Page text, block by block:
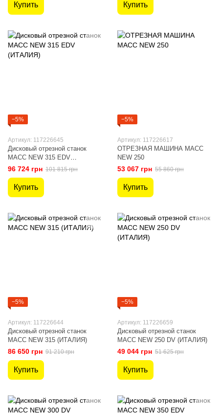
Купить Купить
−5%
Артикул: 117226645
Дисковый отрезной станок
MACC NEW 315 EDV
(ИТАЛИЯ)
96 724 грн 101 815 грн
Купить
−5%
Артикул: 117226617
ОТРЕЗНАЯ МАШИНА MACC
NEW 250
53 067 грн 55 860 грн
Купить
−5%
Артикул: 117226644
Дисковый отрезной станок
MACC NEW 315 (ИТАЛИЯ)
86 650 грн 91 210 грн
Купить
−5%
Артикул: 117226659
Дисковый отрезной станок
MACC NEW 250 DV (ИТАЛИЯ)
49 044 грн 51 625 грн
Купить